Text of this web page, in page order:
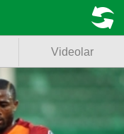
Videolar